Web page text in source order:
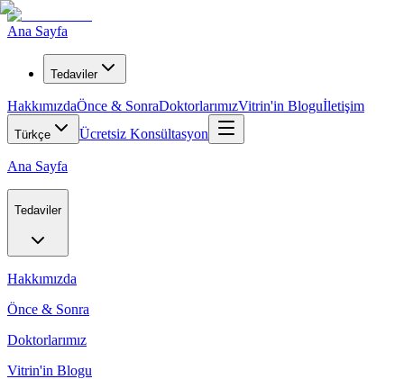
Ana Sayfa
Tedaviler
HakkımızdaÖnce & SonraDoktorlarımızVitrin'in Bloguİletişim
Türkçe Ücretsiz Konsültasyon
Ana Sayfa
Tedaviler
Hakkımızda
Önce & Sonra
Doktorlarımız
Vitrin'in Blogu